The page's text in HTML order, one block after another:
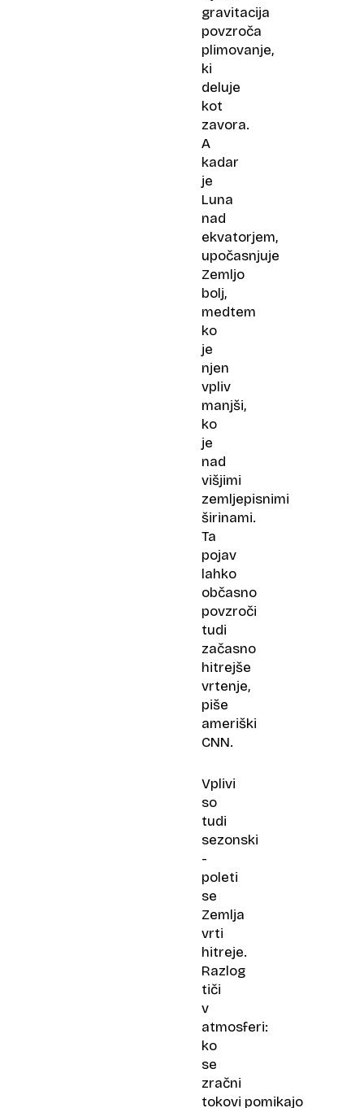
gravitacija
povzroča
plimovanje,
ki
deluje
kot
zavora.
A
kadar
je
Luna
nad
ekvatorjem,
upočasnjuje
Zemljo
bolj,
medtem
ko
je
njen
vpliv
manjši,
ko
je
nad
višjimi
zemljepisnimi
širinami.
Ta
pojav
lahko
občasno
povzroči
tudi
začasno
hitrejše
vrtenje,
piše
ameriški
CNN.
Vplivi
so
tudi
sezonski
-
poleti
se
Zemlja
vrti
hitreje.
Razlog
tiči
v
atmosferi:
ko
se
zračni
tokovi pomikajo